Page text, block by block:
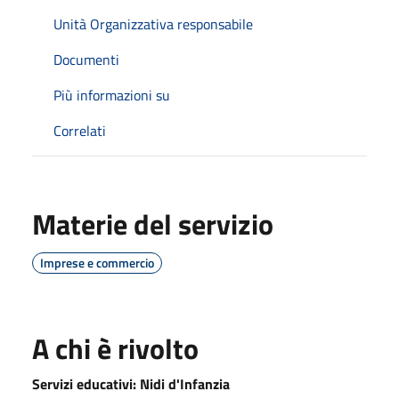
Unità Organizzativa responsabile
Documenti
Più informazioni su
Correlati
Materie del servizio
Imprese e commercio
A chi è rivolto
Servizi educativi: Nidi d'Infanzia